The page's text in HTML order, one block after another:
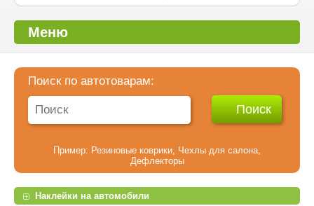
Меню
Поиск по автотоварам:
Пример: Резиновые коврики Чехлы для салона
Дефлекторы
Наклейки на автомобили